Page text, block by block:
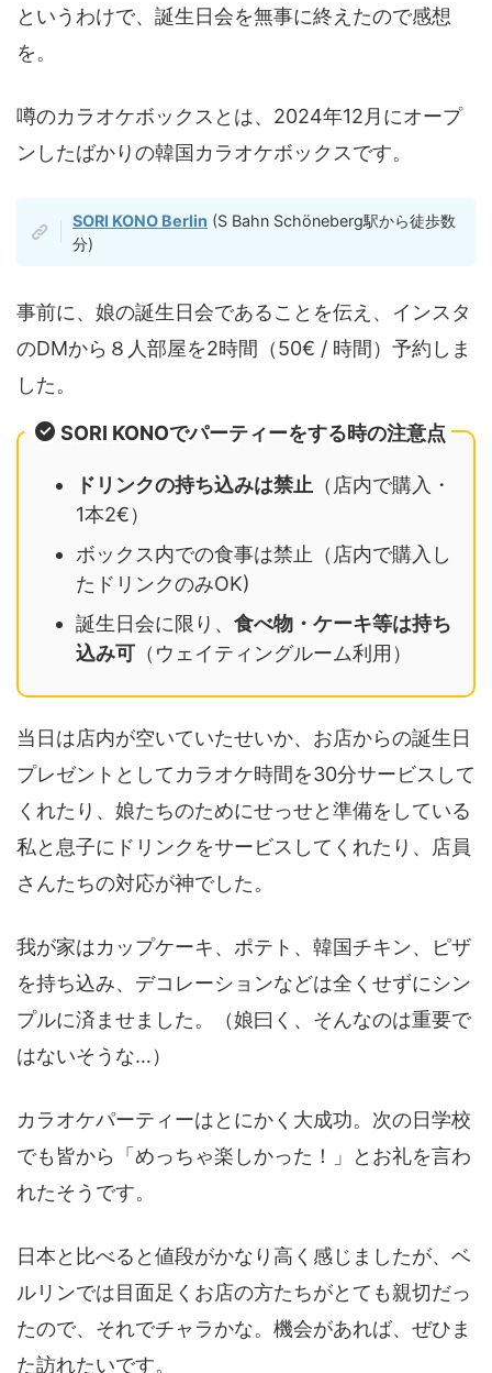
というわけで、誕生日会を無事に終えたので感想
を。
噂のカラオケボックスとは、2024年12月にオープ
ンしたばかりの韓国カラオケボックスです。
SORI KONO Berlin (S Bahn Schöneberg駅から徒歩数
分)
事前に、娘の誕生日会であることを伝え、インスタ
のDMから８人部屋を2時間（50€ / 時間）予約しま
した。
SORI KONOでパーティーをする時の注意点
ドリンクの持ち込みは禁止 （店内で購入・
1本2€）
ボックス内での食事は禁止（店内で購入し
たドリンクのみOK)
誕生日会に限り、 食べ物・ケーキ等は持ち
込み可 （ウェイティングルーム利用）
当日は店内が空いていたせいか、お店からの誕生日
プレゼントとしてカラオケ時間を30分サービスして
くれたり、娘たちのためにせっせと準備をしている
私と息子にドリンクをサービスしてくれたり、店員
さんたちの対応が神でした。
我が家はカップケーキ、ポテト、韓国チキン、ピザ
を持ち込み、デコレーションなどは全くせずにシン
プルに済ませました。（娘曰く、そんなのは重要で
はないそうな…）
カラオケパーティーはとにかく大成功。次の日学校
でも皆から「めっちゃ楽しかった！」とお礼を言わ
れたそうです。
日本と比べると値段がかなり高く感じましたが、ベ
ルリンでは目面足くお店の方たちがとても親切だっ
たので、それでチャラかな。機会があれば、ぜひま
た訪れたいです。